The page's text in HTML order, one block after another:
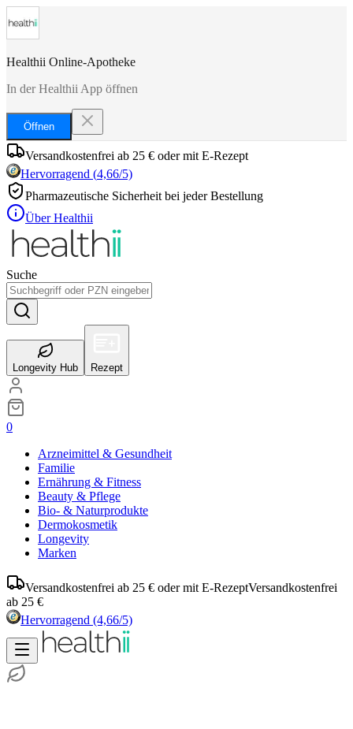
Healthii Online-Apotheke
In der Healthii App öffnen
Öffnen
Versandkostenfrei ab 25 € oder mit E-Rezept
Hervorragend (4,66/5)
Pharmazeutische Sicherheit bei jeder Bestellung
Über Healthii
Suche
Longevity Hub Rezept
0
Arzneimittel & Gesundheit
Familie
Ernährung & Fitness
Beauty & Pflege
Bio- & Naturprodukte
Dermokosmetik
Longevity
Marken
Versandkostenfrei ab 25 € oder mit E-RezeptVersandkostenfrei
ab 25 €
Hervorragend (4,66/5)